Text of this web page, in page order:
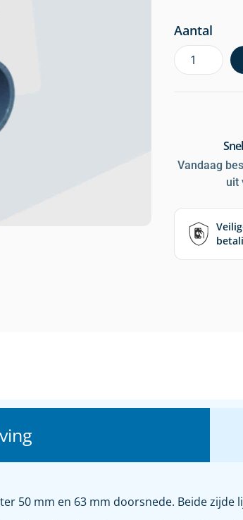
Aantal
Vandaag
uit
50 mm en 63 mm doorsnede. Beide zijde